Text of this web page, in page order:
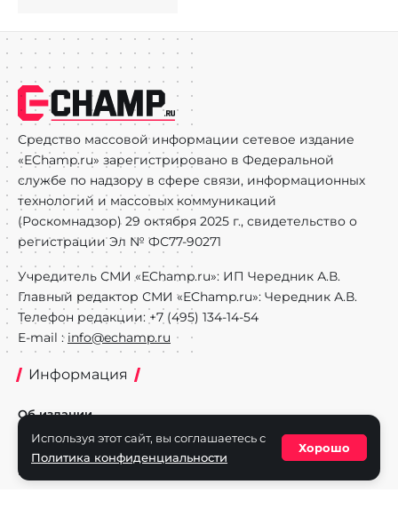
Средство массовой информации сетевое издание
«EChamp.ru» зарегистрировано в Федеральной
службе по надзору в сфере связи, информационных
технологий и массовых коммуникаций
(Роскомнадзор) 29 октября 2025 г., свидетельство о
регистрации Эл № ФС77-90271
Учредитель СМИ «EChamp.ru»: ИП Чередник А.В.
Главный редактор СМИ «EChamp.ru»: Чередник А.В.
Телефон редакции: +7 (495) 134-14-54
E-mail : info@echamp.ru
Информация
Об издании
Реклама на портале
Политика конфиденциальности
Используя этот сайт, вы соглашаетесь с
Политика конфиденциальности
Хорошо